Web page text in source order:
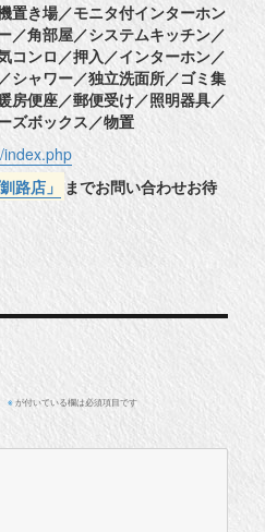
置き場／モニタ付インターホン
／角部屋／システムキッチン／
コンロ／押入／インターホン／
シャワー／独立洗面所／ゴミ集
房便座／郵便受け／照明器具／
ズボックス／物置
index.php
路店」 までお問い合わせお待
※ が付いている欄は必須項目です